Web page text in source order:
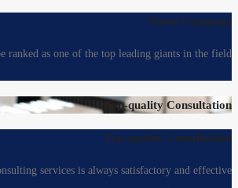
About Company
ranked as one of the top leading giants in the field.
Top-quality Consultation
Top-quality Consultation
services is always satisfactory and effective.